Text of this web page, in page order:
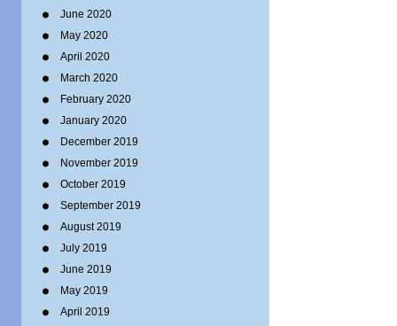
June 2020
May 2020
April 2020
March 2020
February 2020
January 2020
December 2019
November 2019
October 2019
September 2019
August 2019
July 2019
June 2019
May 2019
April 2019